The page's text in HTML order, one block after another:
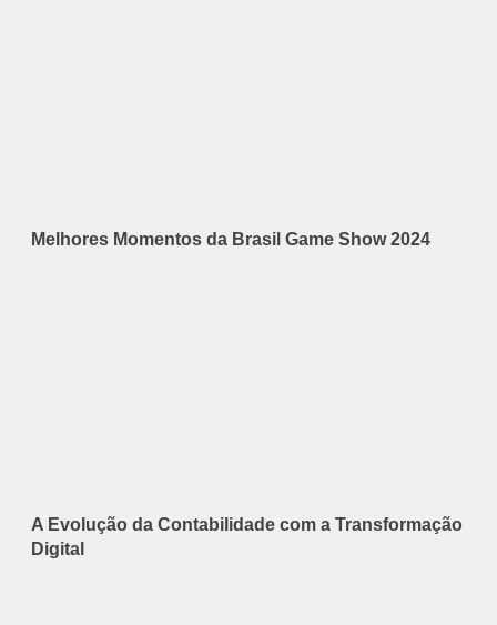
Melhores Momentos da Brasil Game Show 2024
A Evolução da Contabilidade com a Transformação
Digital